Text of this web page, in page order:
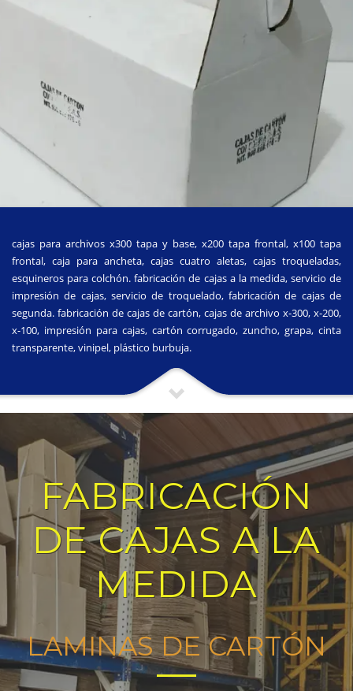
cajas para archivos x300 tapa y base, x200 tapa frontal, x100 tapa
frontal, caja para ancheta, cajas cuatro aletas, cajas troqueladas,
esquineros para colchón. fabricación de cajas a la medida, servicio de
impresión de cajas, servicio de troquelado, fabricación de cajas de
segunda. fabricación de cajas de cartón, cajas de archivo x-300, x-200,
x-100, impresión para cajas, cartón corrugado, zuncho, grapa, cinta
transparente, vinipel, plástico burbuja.
FABRICACIÓN
DE CAJAS A LA
MEDIDA
LAMINAS DE CARTÓN